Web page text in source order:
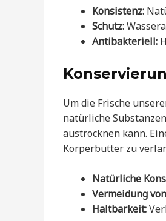
Konsistenz:
Schutz:
Antibakteriell:
Um die Frische
natürliche
austrocknen kann.
Körperbutter zu
Natürliche
Vermeidung
Haltbarkeit: